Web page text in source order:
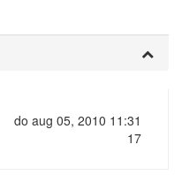
do aug 05, 2010 11:31
17